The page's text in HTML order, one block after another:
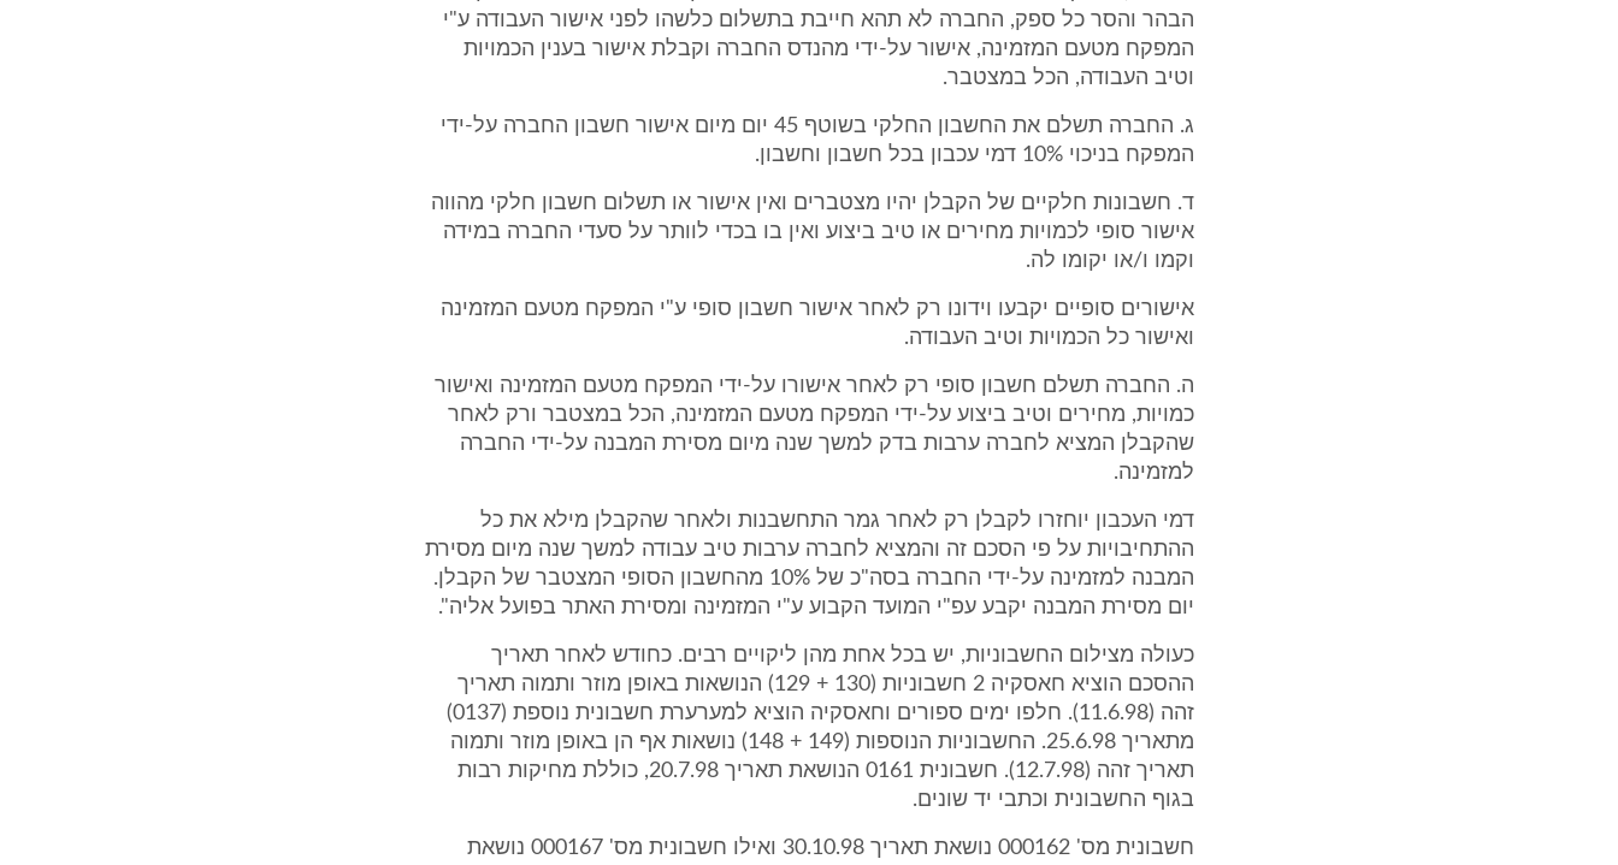
הבהר והסר כל ספק, החברה לא תהא חייבת בתשלום כלשהו לפני אישור העבודה ע"י
המפקח מטעם המזמינה, אישור על-ידי מהנדס החברה וקבלת אישור בענין הכמויות
וטיב העבודה, הכל במצטבר.
ג. החברה תשלם את החשבון החלקי בשוטף 45 יום מיום אישור חשבון החברה על-ידי
המפקח בניכוי 10% דמי עכבון בכל חשבון וחשבון.
ד. חשבונות חלקיים של הקבלן יהיו מצטברים ואין אישור או תשלום חשבון חלקי מהווה
אישור סופי לכמויות מחירים או טיב ביצוע ואין בו בכדי לוותר על סעדי החברה במידה
וקמו ו/או יקומו לה.
אישורים סופיים יקבעו וידונו רק לאחר אישור חשבון סופי ע"י המפקח מטעם המזמינה
ואישור כל הכמויות וטיב העבודה.
ה. החברה תשלם חשבון סופי רק לאחר אישורו על-ידי המפקח מטעם המזמינה ואישור
כמויות, מחירים וטיב ביצוע על-ידי המפקח מטעם המזמינה, הכל במצטבר ורק לאחר
שהקבלן המציא לחברה ערבות בדק למשך שנה מיום מסירת המבנה על-ידי החברה
למזמינה.
דמי העכבון יוחזרו לקבלן רק לאחר גמר התחשבנות ולאחר שהקבלן מילא את כל
ההתחיבויות על פי הסכם זה והמציא לחברה ערבות טיב עבודה למשך שנה מיום מסירת
המבנה למזמינה על-ידי החברה בסה"כ של 10% מהחשבון הסופי המצטבר של הקבלן.
יום מסירת המבנה יקבע עפ"י המועד הקבוע ע"י המזמינה ומסירת האתר בפועל אליה".
כעולה מצילום החשבוניות, יש בכל אחת מהן ליקויים רבים. כחודש לאחר תאריך
ההסכם הוציא חאסקיה 2 חשבוניות (130 + 129) הנושאות באופן מוזר ותמוה תאריך
זהה (11.6.98). חלפו ימים ספורים וחאסקיה הוציא למערערת חשבונית נוספת (0137)
מתאריך 25.6.98. החשבוניות הנוספות (149 + 148) נושאות אף הן באופן מוזר ותמוה
תאריך זהה (12.7.98). חשבונית 0161 הנושאת תאריך 20.7.98, כוללת מחיקות רבות
בגוף החשבונית וכתבי יד שונים.
חשבונית מס' 000162 נושאת תאריך 30.10.98 ואילו חשבונית מס' 000167 נושאת